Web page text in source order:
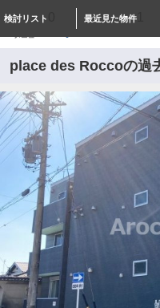
place des Roccoの過
検討リスト 最近見た物件